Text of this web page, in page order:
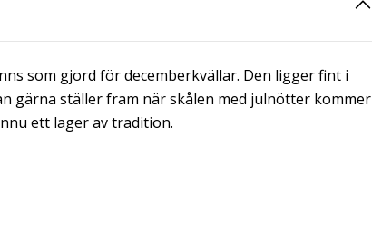
som gjord för decemberkvällar. Den ligger fint i
gärna ställer fram när skålen med julnötter kommer
ett lager av tradition.